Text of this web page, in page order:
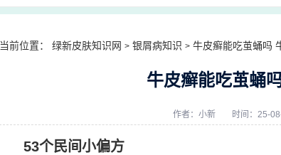
当前位置： 绿新皮肤知识网 > 银屑病知识 > 牛皮癣能吃茧蛹吗
牛皮癣能吃茧蛹
作者：小新 时间：25-
53个民间小偏方